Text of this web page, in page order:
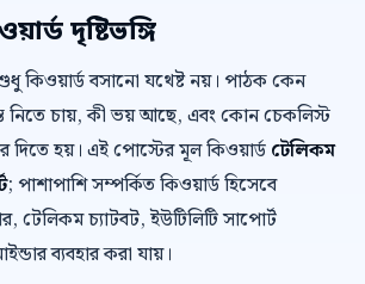
দৃষ্টিভঙ্গি
কিওয়ার্ড বসানো যথেষ্ট নয়। পাঠক কেন
নিতে চায়, কী ভয় আছে, এবং কোন চেকলিস্ট
হয়। এই পোস্টের মূল কিওয়ার্ড টেলিকম
; পাশাপাশি সম্পর্কিত কিওয়ার্ড হিসেবে
টেলিকম চ্যাটবট, ইউটিলিটি সাপোর্ট
ব্যবহার করা যায়।